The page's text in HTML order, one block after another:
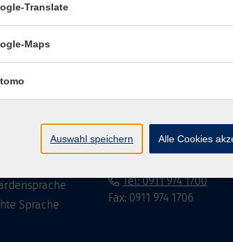
Sprache
90762 Fürth
info@vhs-fuerth.de
Tel: 0911 974 1700
Fax: 0911 974 1706
Translate
Maps
Auswahl speichern Alle Cookies